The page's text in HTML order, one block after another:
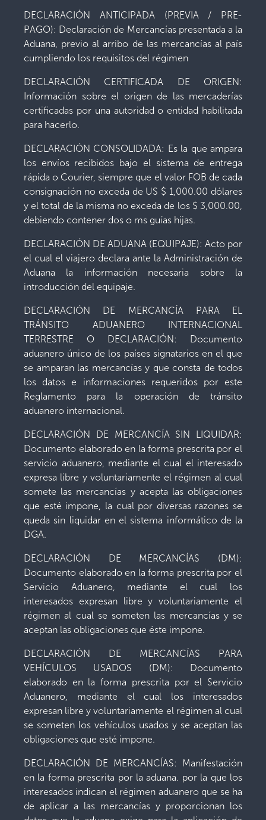
DECLARACIÓN ANTICIPADA (PREVIA / PRE-
PAGO): Declaración de Mercancías presentada a la
Aduana, previo al arribo de las mercancías al país
cumpliendo los requisitos del régimen
DECLARACIÓN CERTIFICADA DE ORIGEN:
Información sobre el origen de las mercaderías
certificadas por una autoridad o entidad habilitada
para hacerlo.
DECLARACIÓN CONSOLIDADA: Es la que ampara
los envíos recibidos bajo el sistema de entrega
rápida o Courier, siempre que el valor FOB de cada
consignación no exceda de US $ 1,000.00 dólares
y el total de la misma no exceda de los $ 3,000.00,
debiendo contener dos o ms guías hijas.
DECLARACIÓN DE ADUANA (EQUIPAJE): Acto por
el cual el viajero declara ante la Administración de
Aduana la información necesaria sobre la
introducción del equipaje.
DECLARACIÓN DE MERCANCÍA PARA EL
TRÁNSITO ADUANERO INTERNACIONAL
TERRESTRE O DECLARACIÓN: Documento
aduanero único de los países signatarios en el que
se amparan las mercancías y que consta de todos
los datos e informaciones requeridos por este
Reglamento para la operación de tránsito
aduanero internacional.
DECLARACIÓN DE MERCANCÍA SIN LIQUIDAR:
Documento elaborado en la forma prescrita por el
servicio aduanero, mediante el cual el interesado
expresa libre y voluntariamente el régimen al cual
somete las mercancías y acepta las obligaciones
que esté impone, la cual por diversas razones se
queda sin liquidar en el sistema informático de la
DGA.
DECLARACIÓN DE MERCANCÍAS (DM):
Documento elaborado en la forma prescrita por el
Servicio Aduanero, mediante el cual los
interesados expresan libre y voluntariamente el
régimen al cual se someten las mercancías y se
aceptan las obligaciones que éste impone.
DECLARACIÓN DE MERCANCÍAS PARA
VEHÍCULOS USADOS (DM): Documento
elaborado en la forma prescrita por el Servicio
Aduanero, mediante el cual los interesados
expresan libre y voluntariamente el régimen al cual
se someten los vehículos usados y se aceptan las
obligaciones que esté impone.
DECLARACIÓN DE MERCANCÍAS: Manifestación
en la forma prescrita por la aduana. por la que los
interesados indican el régimen aduanero que se ha
de aplicar a las mercancías y proporcionan los